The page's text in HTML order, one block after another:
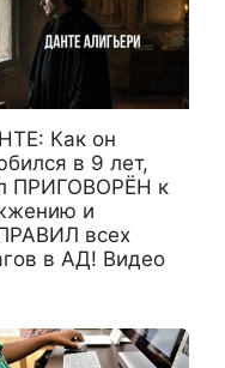
Как он
в 9 лет,
ПРИГОВОРЁН к
и
всех
в АД! Видео